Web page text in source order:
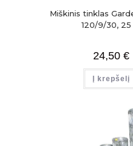
Miškinis tinklas
120/9/30, 25
24,50 €
Į krepšelį